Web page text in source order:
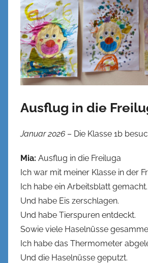
Ausflug in die
Januar 2026 – Die Klasse 1b
Mia: Ausflug in die Freiluga
Ich war mit meiner Klasse in der
Ich habe ein Arbeitsblatt gemacht.
Und habe Eis zerschlagen.
Und habe Tierspuren entdeckt.
Sowie viele Haselnüsse
Ich habe das Thermometer
Und die Haselnüsse geputzt.